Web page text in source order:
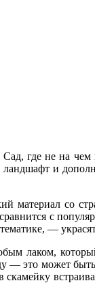
где не на чем
и
материал со
с
—
лаком,
— это может